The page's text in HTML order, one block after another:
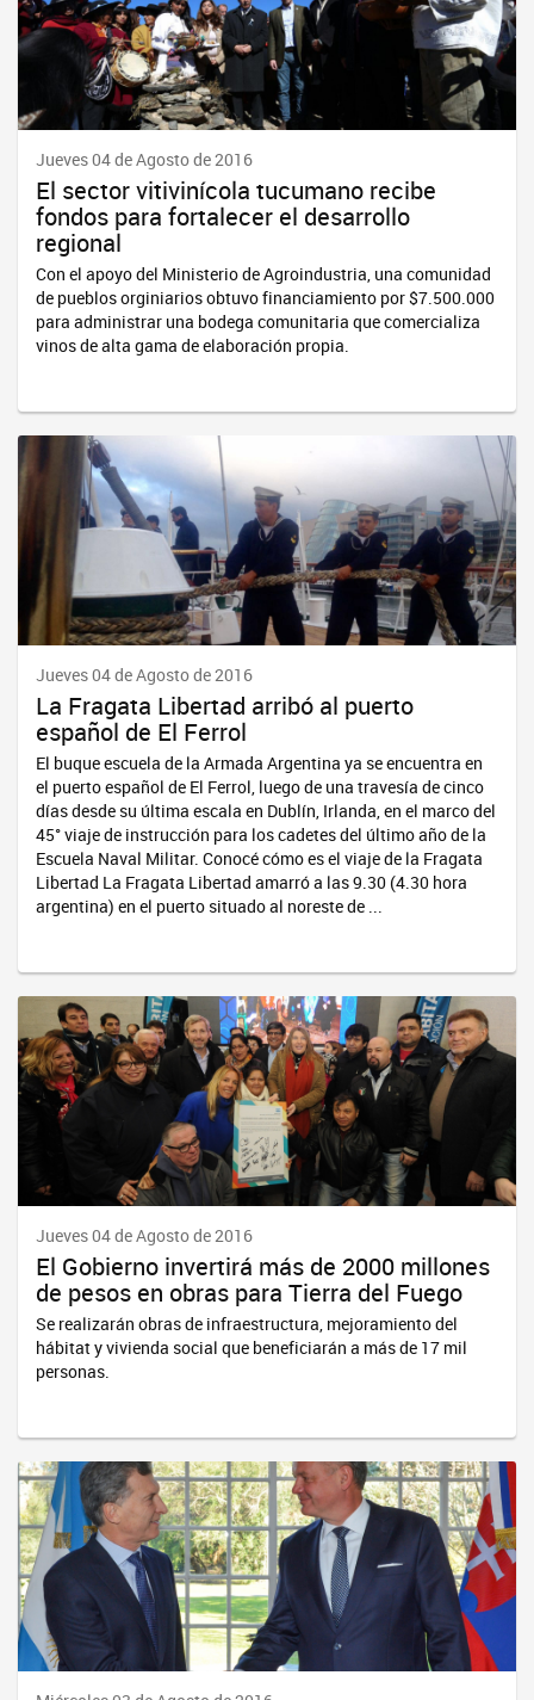
Jueves 04 de Agosto de 2016
El sector vitivinícola tucumano recibe
fondos para fortalecer el desarrollo
regional
Con el apoyo del Ministerio de Agroindustria, una comunidad
de pueblos orginiarios obtuvo financiamiento por $7.500.000
para administrar una bodega comunitaria que comercializa
vinos de alta gama de elaboración propia.
Jueves 04 de Agosto de 2016
La Fragata Libertad arribó al puerto
español de El Ferrol
El buque escuela de la Armada Argentina ya se encuentra en
el puerto español de El Ferrol, luego de una travesía de cinco
días desde su última escala en Dublín, Irlanda, en el marco del
45° viaje de instrucción para los cadetes del último año de la
Escuela Naval Militar. Conocé cómo es el viaje de la Fragata
Libertad La Fragata Libertad amarró a las 9.30 (4.30 hora
argentina) en el puerto situado al noreste de ...
Jueves 04 de Agosto de 2016
El Gobierno invertirá más de 2000 millones
de pesos en obras para Tierra del Fuego
Se realizarán obras de infraestructura, mejoramiento del
hábitat y vivienda social que beneficiarán a más de 17 mil
personas.